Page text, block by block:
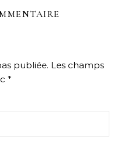
publiée. Les champs
*